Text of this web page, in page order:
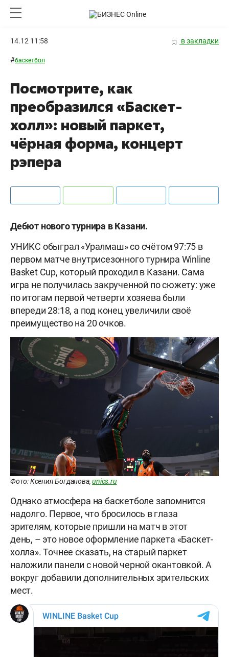
14.12 11:58 в закладки
#баскетбол
Посмотрите, как
преобразился «Баскет-
холл»: новый паркет,
чёрная форма, концерт
рэпера
Дебют нового турнира в Казани.
УНИКС обыграл «Уралмаш» со счётом 97:75 в
первом матче внутрисезонного турнира Winline
Basket Cup, который проходил в Казани. Сама
игра не получилась закрученной по сюжету: уже
по итогам первой четверти хозяева были
впереди 28:18, а под конец увеличили своё
преимущество на 20 очков.
Фото: Ксения Богданова,unics.ru
Однако атмосфера на баскетболе запомнится
надолго. Первое, что бросилось в глаза
зрителям, которые пришли на матч в этот
день, – это новое оформление паркета «Баскет-
холла». Точнее сказать, на старый паркет
наложили панели с новой черной окантовкой. А
вокруг добавили дополнительных зрительских
мест.